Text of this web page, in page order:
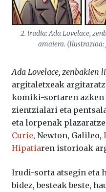
2. irudia:Ada Lovelace,
amaiera. (Ilustrazioa:
Ada Lovelace, zenbakien
argitaletxeak
komiki-sortaren azken
zientzialari eta
eta lorpenak
Curie, Newton, Galileo,
Hipatiaren istorioak
Irudi-sorta atsegin eta
bidez, besteak beste,